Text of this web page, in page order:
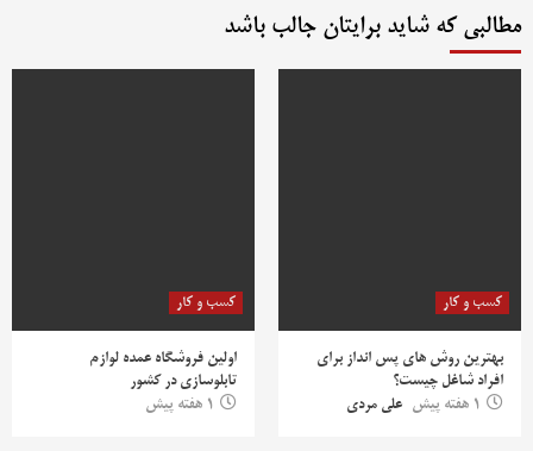
مطالبی که شاید برایتان جالب باشد
کسب و کار
بهترین روش‌ های پس‌ انداز برای
افراد شاغل چیست؟
1 هفته پیش
علی مردی
کسب و کار
اولین فروشگاه عمده لوازم
تابلوسازی در کشور
1 هفته پیش